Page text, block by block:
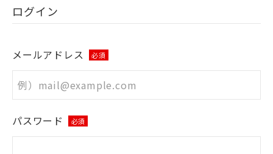
ログイン
メールアドレス 必須
パスワード 必須